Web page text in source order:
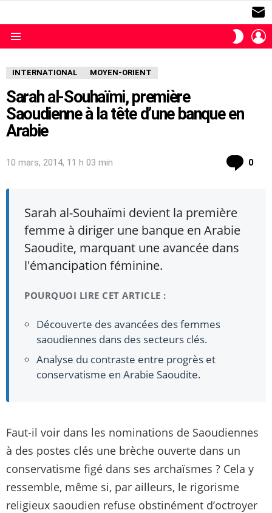
SKIN
INTERNATIONAL MOYEN-ORIENT
Sarah al-Souhaïmi, première
Saoudienne à la tête d’une banque en
Arabie
10 mars, 2014, 11 h 03 min 0
Sarah al-Souhaïmi devient la première
femme à diriger une banque en Arabie
Saoudite, marquant une avancée dans
l'émancipation féminine.
POURQUOI LIRE CET ARTICLE :
Découverte des avancées des femmes
saoudiennes dans des secteurs clés.
Analyse du contraste entre progrès et
conservatisme en Arabie Saoudite.
Faut-il voir dans les nominations de Saoudiennes
à des postes clés une brèche ouverte dans un
conservatisme figé dans ses archaïsmes ? Cela y
ressemble, même si, par ailleurs, le rigorisme
religieux saoudien refuse obstinément d’octroyer